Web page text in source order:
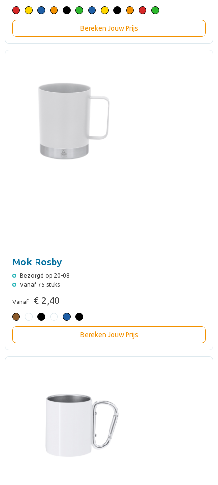
Bereken Jouw Prijs
Mok Rosby
Bezorgd op 20-08
Vanaf 75 stuks
Vanaf € 2,40
Bereken Jouw Prijs